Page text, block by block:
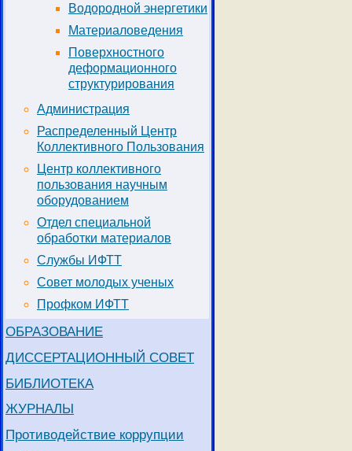
Водородной энергетики
Материаловедения
Поверхностного
деформационного
структурирования
Администрация
Распределенный Центр
Коллективного Пользования
Центр коллективного
пользования научным
оборудованием
Отдел специальной
обработки материалов
Службы ИФТТ
Совет молодых ученых
Профком ИФТТ
ОБРАЗОВАНИЕ
ДИССЕРТАЦИОННЫЙ СОВЕТ
БИБЛИОТЕКА
ЖУРНАЛЫ
Противодействие коррупции